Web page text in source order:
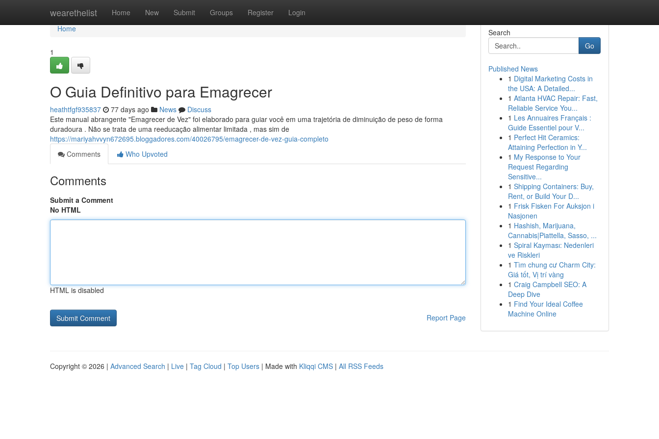
wearethelist Home New Submit Groups Register Login
Home
Home
1
O Guia Definitivo para Emagrecer
heathtfgf935837 77 days ago News
Discuss
Este manual abrangente "Emagrecer de Vez" foi elaborado para guiar você em uma trajetória de diminuição de peso de forma
duradoura . Não se trata de uma reeducação alimentar limitada , mas sim de
https://mariyahvvyn672695.bloggadores.com/40026795/emagrecer-de-vez-guia-completo
Comments
Who Upvoted
Comments
Submit a Comment
No HTML
HTML is disabled
Report Page
Search
Go
Published News
1 Digital Marketing Costs in
the USA: A Detailed...
1 Atlanta HVAC Repair: Fast,
Reliable Service You...
1 Les Annuaires Français :
Guide Essentiel pour V...
1 Perfect Hit Ceramics:
Attaining Perfection in Y...
1 My Response to Your
Request Regarding
Sensitive...
1 Shipping Containers: Buy,
Rent, or Build Your D...
1 Frisk Fisken For Auksjon i
Nasjonen
1 Hashish, Marijuana,
Cannabis|Piattella, Sasso, ...
1 Spiral Kayması: Nedenleri
ve Riskleri
1 Tìm chung cư Charm City:
Giá tốt, Vị trí vàng
1 Craig Campbell SEO: A
Deep Dive
1 Find Your Ideal Coffee
Machine Online
Copyright © 2026 | Advanced Search | Live | Tag Cloud | Top Users | Made with Kliqqi CMS | All RSS Feeds